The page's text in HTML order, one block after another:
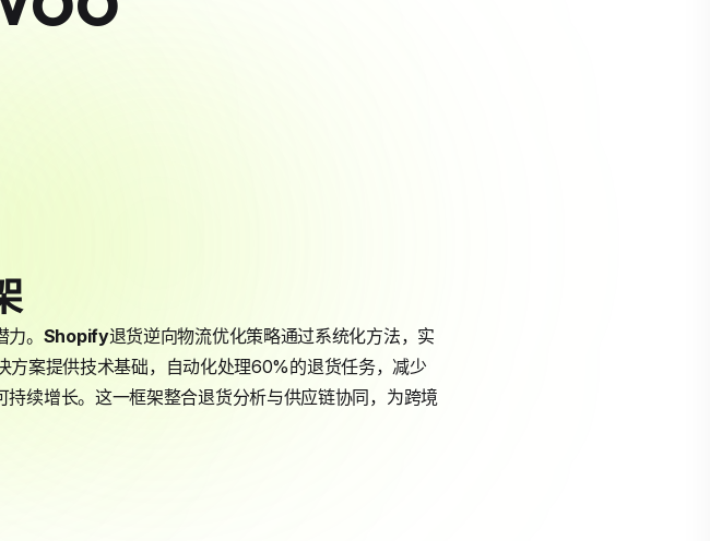
。 Shopify退货逆向物流优化策略通过系统化方法，实
案提供技术基础，自动化处理60%的退货任务，减少
续增长。这一框架整合退货分析与供应链协同，为跨境